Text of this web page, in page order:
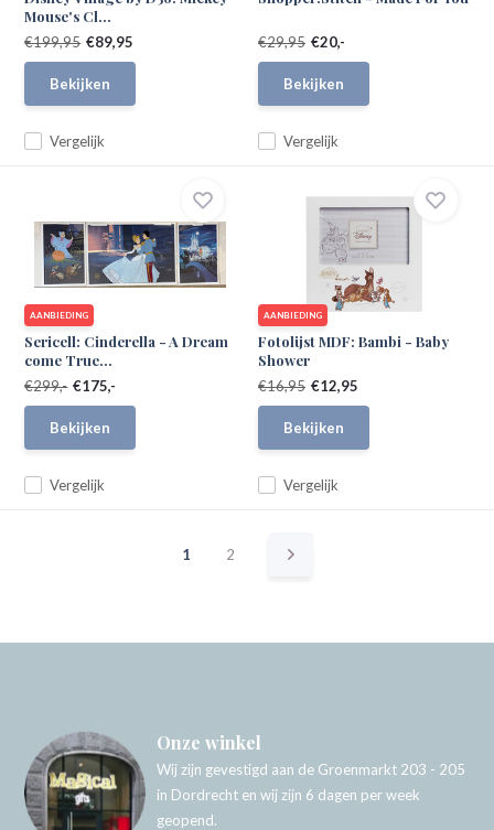
Mouse's Cl...
Vergelijk
€199,95 €89,95
Bekijken
Vergelijk
€29,95 €20,-
Bekijken
AANBIEDING
Sericell: Cinderella - A Dream
come True...
Vergelijk
€299,- €175,-
Bekijken
AANBIEDING
Fotolijst MDF: Bambi - Baby
Shower
Vergelijk
€16,95 €12,95
Bekijken
1 2
Onze winkel
Wij zijn gevestigd aan de Groenmarkt 203 - 205
in Dordrecht en wij zijn 6 dagen per week
geopend.